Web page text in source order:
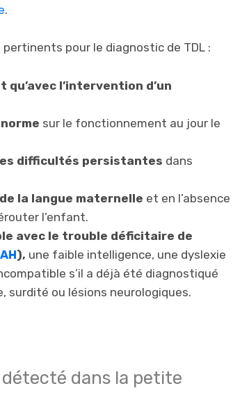
.
pour le diagnostic de TDL :
l’intervention d’un
sur le fonctionnement au jour le
difficultés persistantes dans
la langue maternelle et en l’absence
l’enfant.
avec le trouble déficitaire de
), une faible intelligence, une dyslexie
s’il a déjà été diagnostiqué
surdité ou lésions neurologiques.
dans la petite